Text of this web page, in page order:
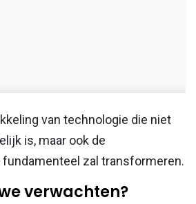
van technologie die niet
is, maar ook de
zal transformeren.
verwachten?